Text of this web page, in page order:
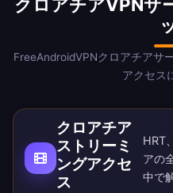
クロアチアVPNサ
FreeAndroidVPNクロアチアサ
アクセス
クロアチア
ストリーミ
ングアクセ
ス
HRT
アの
中で